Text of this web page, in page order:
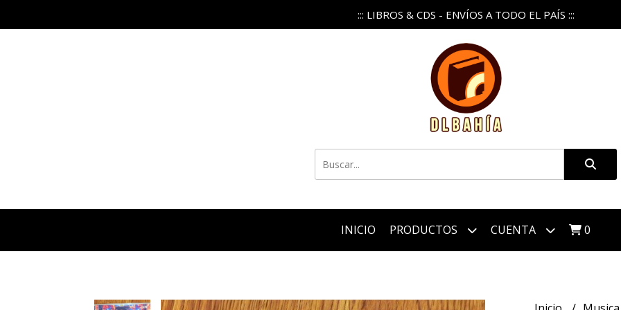
::: LIBROS & CDS - ENVÍOS A TODO EL PAÍS :::
INICIO PRODUCTOS CUENTA 0